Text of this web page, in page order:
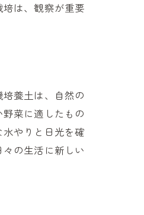
は、観察が重要
養土は、自然の
菜に適したもの
やりと日光を確
の生活に新しい